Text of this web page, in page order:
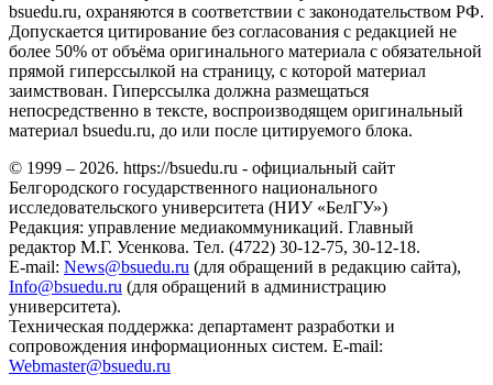
bsuedu.ru, охраняются в соответствии с законодательством РФ.
Допускается цитирование без согласования с редакцией не
более 50% от объёма оригинального материала с обязательной
прямой гиперссылкой на страницу, с которой материал
заимствован. Гиперссылка должна размещаться
непосредственно в тексте, воспроизводящем оригинальный
материал bsuedu.ru, до или после цитируемого блока.
© 1999 – 2026. https://bsuedu.ru - официальный сайт
Белгородского государственного национального
исследовательского университета (НИУ «БелГУ»)
Редакция: управление медиакоммуникаций. Главный
редактор М.Г. Усенкова. Тел. (4722) 30-12-75, 30-12-18.
E-mail: News@bsuedu.ru (для обращений в редакцию сайта),
Info@bsuedu.ru (для обращений в администрацию
университета).
Техническая поддержка: департамент разработки и
сопровождения информационных систем. E-mail:
Webmaster@bsuedu.ru